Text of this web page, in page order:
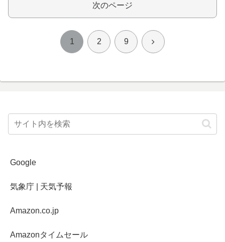
次のページ
1 2 9 次
Google
気象庁 | 天気予報
Amazon.co.jp
Amazonタイムセール